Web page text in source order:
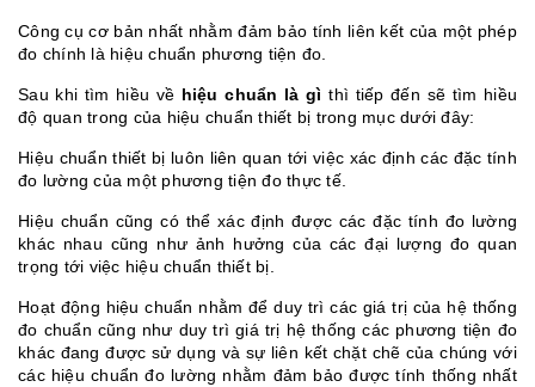
Công cụ cơ bản nhất nhằm đảm bảo tính liên kết của một phép
đo chính là hiệu chuẩn phương tiện đo.
Sau khi tìm hiều về hiệu chuẩn là gìthì tiếp đến sẽ tìm hiều
độ quan trong của hiệu chuẩn thiết bị trong mục dưới đây:
Hiệu chuẩn thiết bị luôn liên quan tới việc xác định các đặc tính
đo lường của một phương tiện đo thực tế.
Hiệu chuẩn cũng có thể xác định được các đặc tính đo lường
khác nhau cũng như ảnh hưởng của các đại lượng đo quan
trọng tới việc hiệu chuẩn thiết bị.
Hoạt động hiệu chuẩn nhằm để duy trì các giá trị của hệ thống
đo chuẩn cũng như duy trì giá trị hệ thống các phương tiện đo
khác đang được sử dụng và sự liên kết chặt chẽ của chúng với
các hiệu chuẩn đo lường nhằm đảm bảo được tính thống nhất